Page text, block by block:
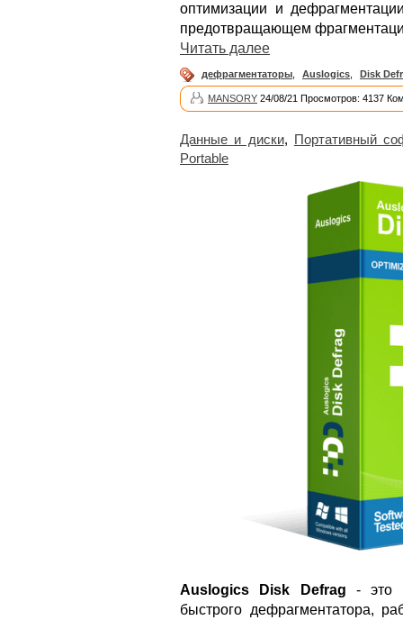
оптимизации и
предотвращающем
Читать далее
дефрагментаторы Auslogics Disk
MANSORY 24/08/21 Просмотров: 4137
Данные и диски, Портативный
Portable
Auslogics Disk Defrag - это
быстрого дефрагментатора,